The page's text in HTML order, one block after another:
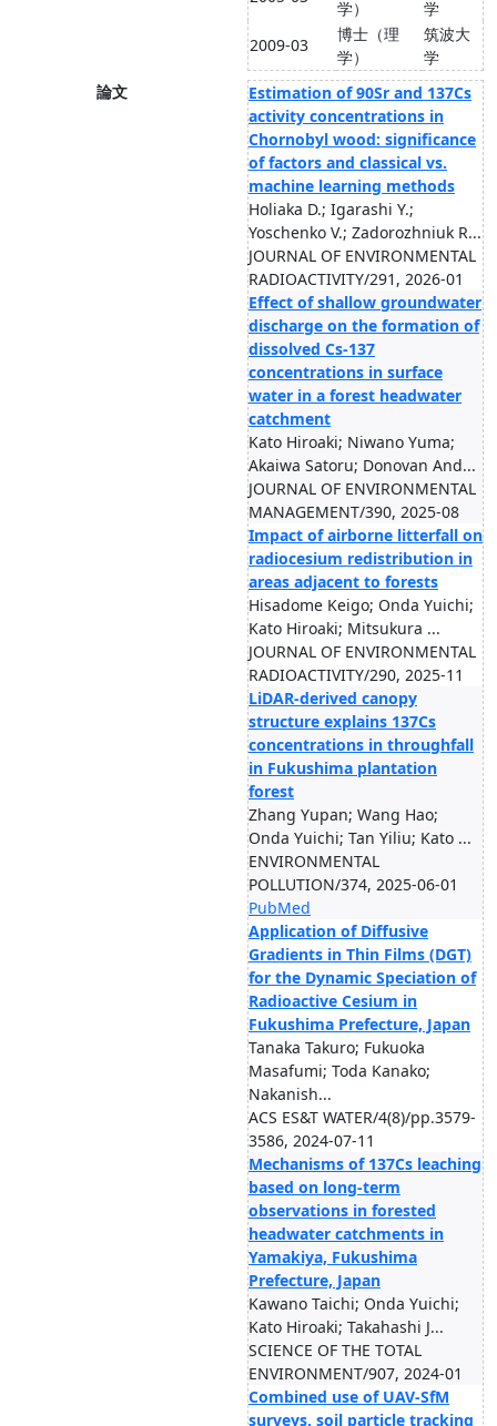
学）
学
2009-03
博士（理
学）
筑波大
学
論文
Estimation of 90Sr and 137Cs
activity concentrations in
Chornobyl wood: significance
of factors and classical vs.
machine learning methods
Holiaka D.; Igarashi Y.;
Yoschenko V.; Zadorozhniuk R...
JOURNAL OF ENVIRONMENTAL
RADIOACTIVITY/291, 2026-01
Effect of shallow groundwater
discharge on the formation of
dissolved Cs-137
concentrations in surface
water in a forest headwater
catchment
Kato Hiroaki; Niwano Yuma;
Akaiwa Satoru; Donovan And...
JOURNAL OF ENVIRONMENTAL
MANAGEMENT/390, 2025-08
Impact of airborne litterfall on
radiocesium redistribution in
areas adjacent to forests
Hisadome Keigo; Onda Yuichi;
Kato Hiroaki; Mitsukura ...
JOURNAL OF ENVIRONMENTAL
RADIOACTIVITY/290, 2025-11
LiDAR-derived canopy
structure explains 137Cs
concentrations in throughfall
in Fukushima plantation
forest
Zhang Yupan; Wang Hao;
Onda Yuichi; Tan Yiliu; Kato ...
ENVIRONMENTAL
POLLUTION/374, 2025-06-01
PubMed
Application of Diffusive
Gradients in Thin Films (DGT)
for the Dynamic Speciation of
Radioactive Cesium in
Fukushima Prefecture, Japan
Tanaka Takuro; Fukuoka
Masafumi; Toda Kanako;
Nakanish...
ACS ES&T WATER/4(8)/pp.3579-
3586, 2024-07-11
Mechanisms of 137Cs leaching
based on long-term
observations in forested
headwater catchments in
Yamakiya, Fukushima
Prefecture, Japan
Kawano Taichi; Onda Yuichi;
Kato Hiroaki; Takahashi J...
SCIENCE OF THE TOTAL
ENVIRONMENT/907, 2024-01
Combined use of UAV-SfM
surveys, soil particle tracking